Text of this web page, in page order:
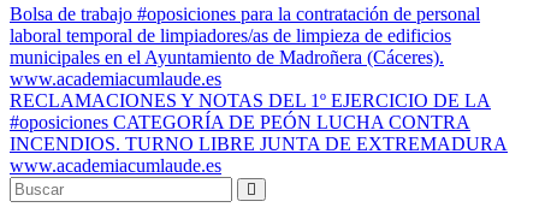
Navegación
de
entradas
Bolsa de trabajo #oposiciones para la contratación de personal
laboral temporal de limpiadores/as de limpieza de edificios
municipales en el Ayuntamiento de Madroñera (Cáceres).
www.academiacumlaude.es
RECLAMACIONES Y NOTAS DEL 1º EJERCICIO DE LA
#oposiciones CATEGORÍA DE PEÓN LUCHA CONTRA
INCENDIOS. TURNO LIBRE JUNTA DE EXTREMADURA
www.academiacumlaude.es